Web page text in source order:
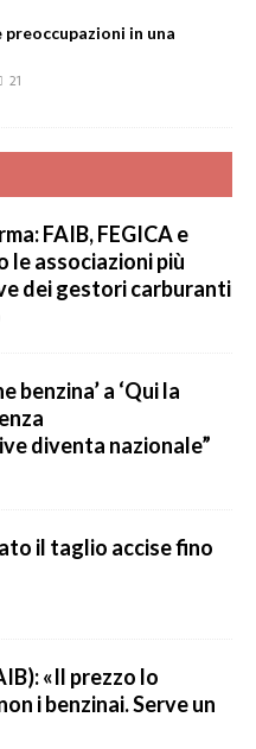
in una
21
FAIB, FEGICA e
le associazioni più
dei gestori carburanti
benzina’ a ‘Qui la
diventa nazionale”
il taglio accise fino
«Il prezzo lo
i benzinai. Serve un